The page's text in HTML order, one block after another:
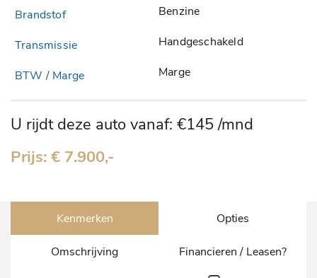
Benzine
Handgeschakeld
Marge
U rijdt deze auto vanaf: €145 /mnd
Prijs: € 7.900,-
Kenmerken Opties
Omschrijving Financieren / Leasen?